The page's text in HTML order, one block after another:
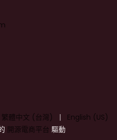
繁體中文 (台灣) |
English (US)
開源電商平台 驅動